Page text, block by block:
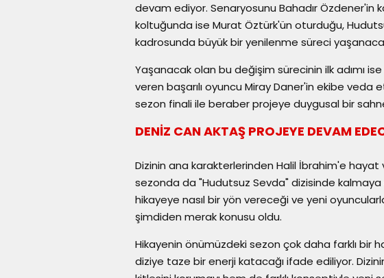
devam ediyor. Senaryosunu Bahadır Özdener'in
koltuğunda ise Murat Öztürk'ün oturduğu,
kadrosunda büyük bir yenilenme süreci
Yaşanacak olan bu değişim sürecinin ilk adımı
veren başarılı oyuncu Miray Daner'in ekibe veda
sezon finali ile beraber projeye duygusal bir
DENİZ CAN AKTAŞ PROJEYE DEVAM
Dizinin ana karakterlerinden Halil İbrahim'e
sezonda da "Hudutsuz Sevda" dizisinde kalmaya
hikayeye nasıl bir yön vereceği ve yeni
şimdiden merak konusu oldu.
Hikayenin önümüzdeki sezon çok daha farklı bir
diziye taze bir enerji katacağı ifade ediliyor.